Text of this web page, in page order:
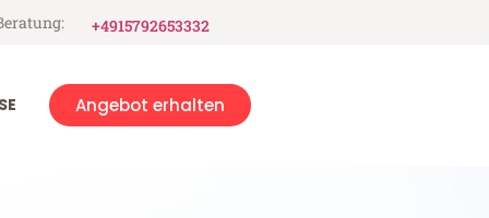
+4915792653332
Angebot erhalten